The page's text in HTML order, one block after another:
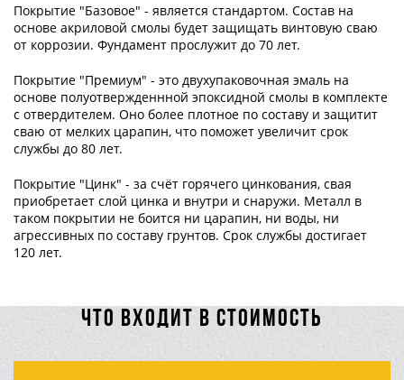
Покрытие "Базовое" - является стандартом. Состав на
основе акриловой смолы будет защищать винтовую сваю
от коррозии. Фундамент прослужит до 70 лет.
Покрытие "Премиум" - это двухупаковочная эмаль на
основе полуотвержденнной эпоксидной смолы в комплекте
с отвердителем. Оно более плотное по составу и защитит
сваю от мелких царапин, что поможет увеличит срок
службы до 80 лет.
Покрытие "Цинк" - за счёт горячего цинкования, свая
приобретает слой цинка и внутри и снаружи. Металл в
таком покрытии не боится ни царапин, ни воды, ни
агрессивных по составу грунтов. Срок службы достигает
120 лет.
ЧТО ВХОДИТ В СТОИМОСТЬ